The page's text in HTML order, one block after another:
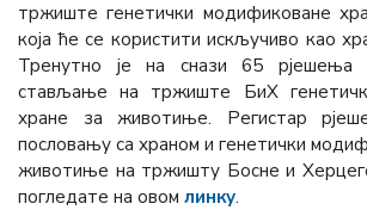
тржиште генетички модификоване
која ће се користити искључиво као
Тренутно је на снази 65
стављање на тржиште БиХ
хране за животиње. Регистар
пословању са храном и генетички
животиње на тржишту Босне и
погледате на овом линку.